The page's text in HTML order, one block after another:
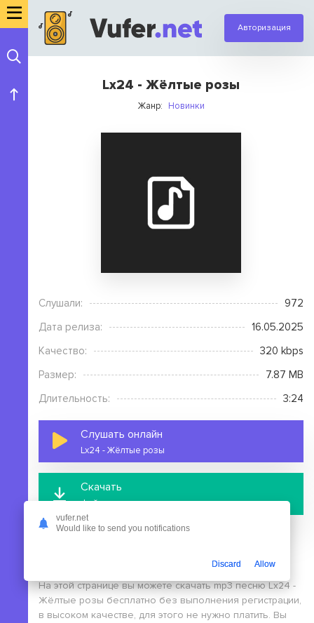
Авторизация
Lx24 - Жёлтые розы
Жанр: Новинки
Слушали:
972
Дата релиза:
16.05.2025
Качество:
320 kbps
Размер:
7.87 MB
Длительность:
3:24
Слушать онлайн
Lx24 - Жёлтые розы
Скачать
файл с сервера
На этой странице вы можете скачать mp3 песню Lx24 -
Жёлтые розы бесплатно без выполнения регистрации,
в высоком качестве, для этого не нужно платить. Вы
vufer.net
Would like to send you notifications
Discard Allow